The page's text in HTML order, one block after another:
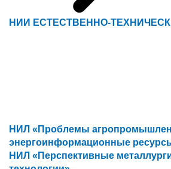
НИИ ЕСТЕСТВЕННО-
НИЛ «Проблемы
энергоинформационные
НИЛ «Перспективные